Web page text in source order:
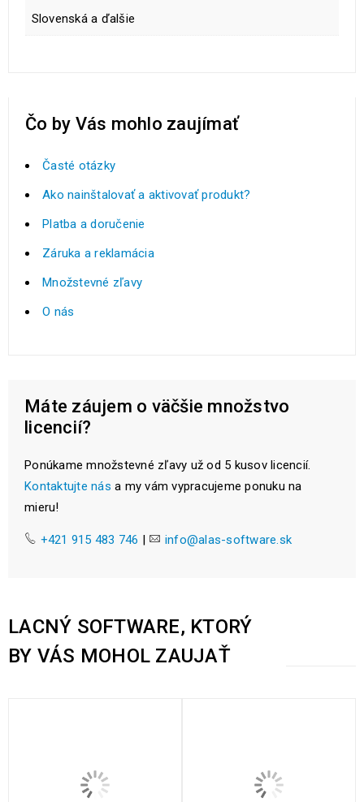
Slovenská a ďalšie
Čo by Vás mohlo zaujímať
Časté otázky
Ako nainštalovať a aktivovať produkt?
Platba a doručenie
Záruka a reklamácia
Množstevné zľavy
O nás
Máte záujem o väčšie množstvo
licencií?
Ponúkame množstevné zľavy už od 5 kusov licencií.
Kontaktujte nás a my vám vypracujeme ponuku na
mieru!
+421 915 483 746 | info@alas-software.sk
LACNÝ SOFTWARE, KTORÝ
BY VÁS MOHOL ZAUJAŤ